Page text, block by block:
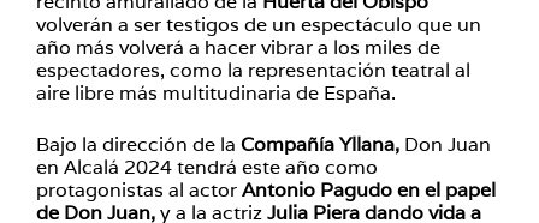
volverán a ser testigos de un espectáculo que un
año más volverá a hacer vibrar a los miles de
espectadores, como la representación teatral al
aire libre más multitudinaria de España.
Bajo la dirección de la Compañía Yllana, Don Juan
en Alcalá 2024 tendrá este año como
protagonistas al actorAntonio Pagudo en el papel
de Don Juan,y a la actrizJulia Piera dando vida a